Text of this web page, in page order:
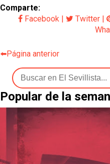
Comparte:
Facebook
Twitter
⬅️Página anterior
Popular de la